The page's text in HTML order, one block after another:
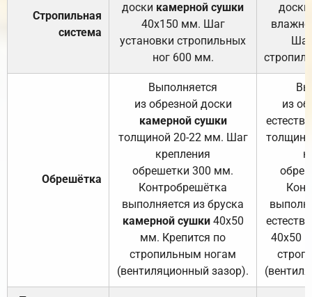
Стропильная
система
доски камерной сушки
40х150 мм. Шаг
установки стропильных
ног 600 мм.
доски
Обрешётка
Выполняется
из обрезной доски
камерной сушки
толщиной 20-22 мм. Шаг
крепления
обрешетки 300 мм.
Контробрешётка
выполняется из бруска
камерной сушки40х50
мм. Крепится по
стропильным ногам
(вентиляционный зазор).
из
40х50